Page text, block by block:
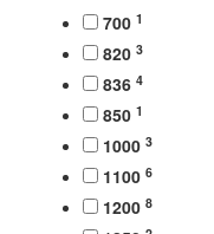
700 1
820 3
836 4
850 1
1000 3
1100 6
1200 8